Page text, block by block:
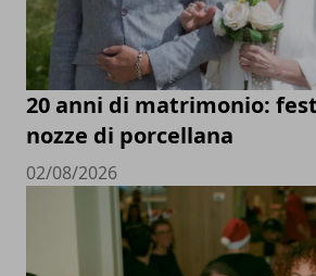
20 anni di matrimonio:
nozze di porcellana
02/08/2026